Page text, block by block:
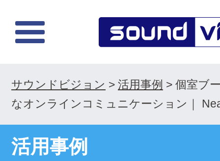
サウンドビジョン > 活用事例 > 個室ブ
なオンラインコミュニケーション｜
活用事例